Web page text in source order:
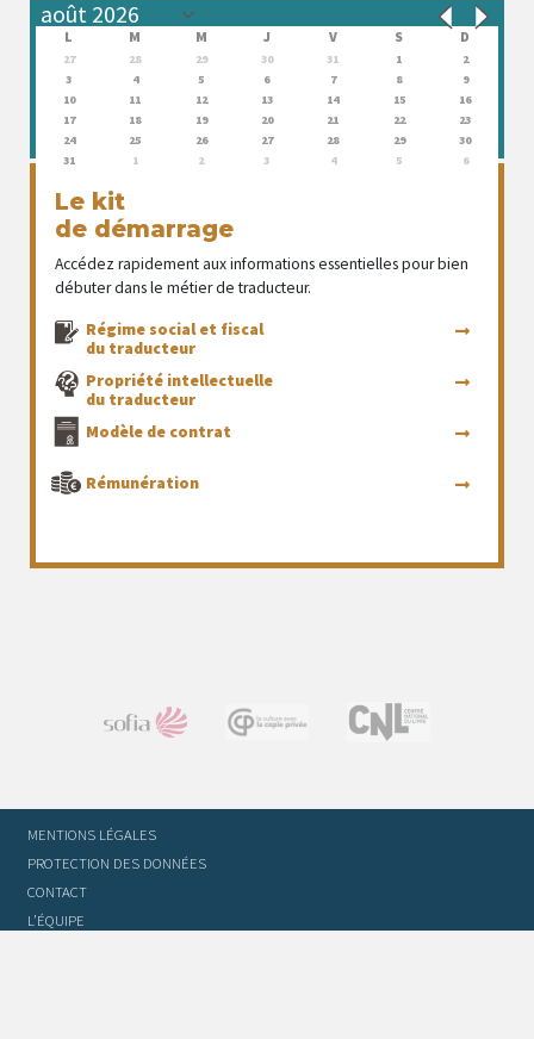
L M M J V S D
27 28 29 30 31 1
2
3
4 5 6 7 8
9
10
11 12 13 14 15
16
17
18 19 20 21 22
23
24
25 26 27 28 29
30
31
1 2 3 4 5 6
Le kit
de démarrage
Accédez rapidement aux informations essentielles pour bien
débuter dans le métier de traducteur.
Régime social et fiscal
du traducteur
Propriété intellectuelle
du traducteur
Modèle de contrat
Rémunération
MENTIONS LÉGALES
PROTECTION DES DONNÉES
CONTACT
L’ÉQUIPE